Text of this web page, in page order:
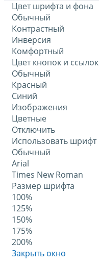
Цвет шрифта и фона
Обычный
Контрастный
Инверсия
Комфортный
Цвет кнопок и ссылок
Обычный
Красный
Синий
Изображения
Цветные
Отключить
Использовать шрифт
Обычный
Arial
Times New Roman
Размер шрифта
100%
125%
150%
175%
200%
Закрыть окно